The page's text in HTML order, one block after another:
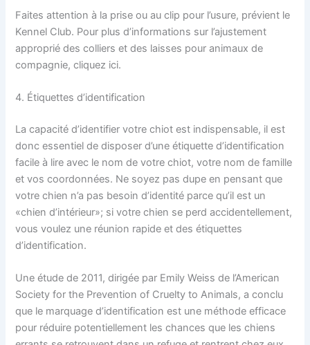
Faites attention à la prise ou au clip pour l’usure, prévient le
Kennel Club. Pour plus d’informations sur l’ajustement
approprié des colliers et des laisses pour animaux de
compagnie, cliquez ici.
4. Étiquettes d’identification
La capacité d’identifier votre chiot est indispensable, il est
donc essentiel de disposer d’une étiquette d’identification
facile à lire avec le nom de votre chiot, votre nom de famille
et vos coordonnées. Ne soyez pas dupe en pensant que
votre chien n’a pas besoin d’identité parce qu’il est un
«chien d’intérieur»; si votre chien se perd accidentellement,
vous voulez une réunion rapide et des étiquettes
d’identification.
Une étude de 2011, dirigée par Emily Weiss de l’American
Society for the Prevention of Cruelty to Animals, a conclu
que le marquage d’identification est une méthode efficace
pour réduire potentiellement les chances que les chiens